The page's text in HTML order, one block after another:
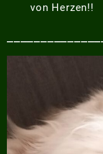
von Herzen!!